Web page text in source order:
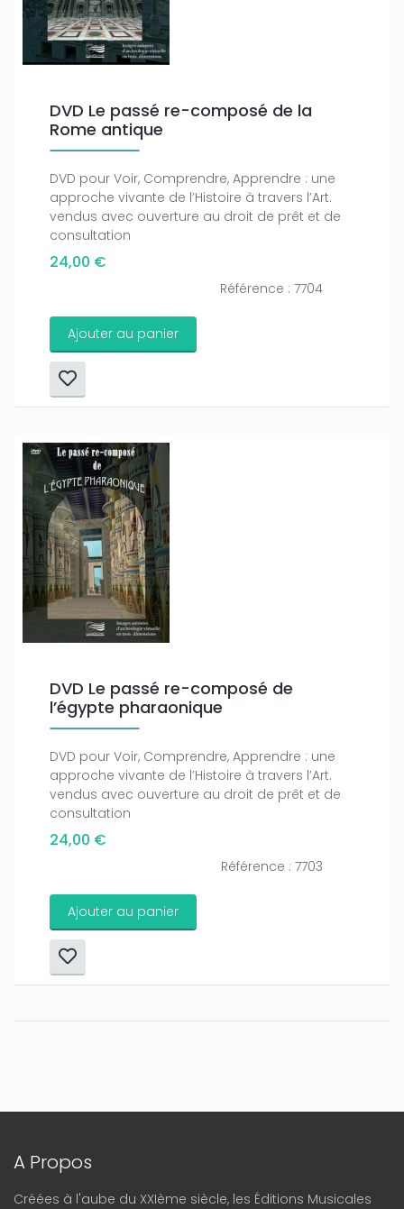
DVD Le passé re-composé de la
Rome antique
DVD pour Voir, Comprendre, Apprendre : une
approche vivante de l’Histoire à travers l’Art.
vendus avec ouverture au droit de prêt et de
consultation
24,00 €
Référence : 7704
Ajouter au panier
DVD Le passé re-composé de
l’égypte pharaonique
DVD pour Voir, Comprendre, Apprendre : une
approche vivante de l’Histoire à travers l’Art.
vendus avec ouverture au droit de prêt et de
consultation
24,00 €
Référence : 7703
Ajouter au panier
A Propos
Créées à l'aube du XXIème siècle, les Éditions Musicales
Only play atJoo casinoif you really want to win a huge